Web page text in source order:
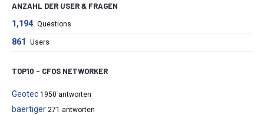
ANZAHL DER USER & FRAGEN
1,194 Questions
861 Users
TOP10 – CFOS NETWORKER
Geotec 1950 antworten
baertiger 271 antworten